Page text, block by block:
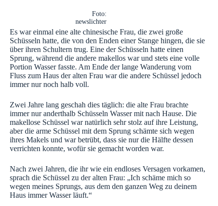
Foto:
newslichter
Es war einmal eine alte chinesische Frau, die zwei große
Schüsseln hatte, die von den Enden einer Stange hingen, die sie
über ihren Schultern trug. Eine der Schüsseln hatte einen
Sprung, während die andere makellos war und stets eine volle
Portion Wasser fasste. Am Ende der lange Wanderung vom
Fluss zum Haus der alten Frau war die andere Schüssel jedoch
immer nur noch halb voll.
Zwei Jahre lang geschah dies täglich: die alte Frau brachte
immer nur anderthalb Schüsseln Wasser mit nach Hause. Die
makellose Schüssel war natürlich sehr stolz auf ihre Leistung,
aber die arme Schüssel mit dem Sprung schämte sich wegen
ihres Makels und war betrübt, dass sie nur die Hälfte dessen
verrichten konnte, wofür sie gemacht worden war.
Nach zwei Jahren, die ihr wie ein endloses Versagen vorkamen,
sprach die Schüssel zu der alten Frau: „Ich schäme mich so
wegen meines Sprungs, aus dem den ganzen Weg zu deinem
Haus immer Wasser läuft.“